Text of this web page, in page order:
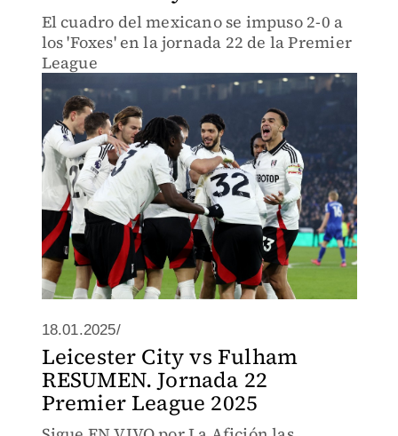
El cuadro del mexicano se impuso 2-0 a
los 'Foxes' en la jornada 22 de la Premier
League
18.01.2025/
Leicester City vs Fulham
RESUMEN. Jornada 22
Premier League 2025